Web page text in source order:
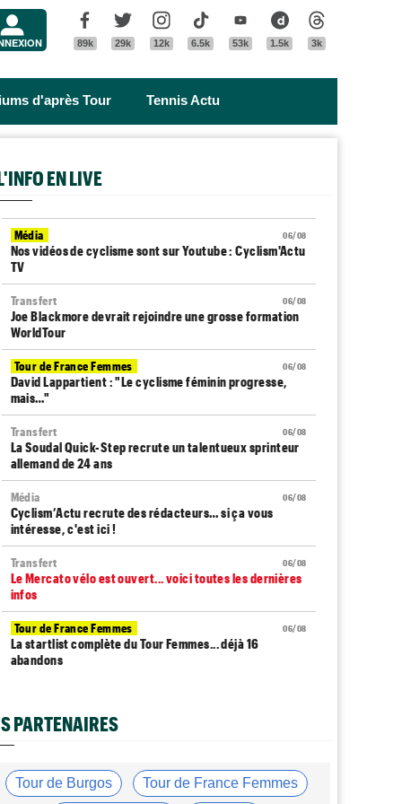
Facebook
89k
Twitter
29k
Instagram
12k
Tik Tok
6.5k
Youtube
53k
Dailymotion
1.5k 3k
d'après Tour Tennis Actu
EN LIVE
06/08
Média
Nos vidéos de cyclisme sont sur Youtube : Cyclism'Actu
TV
06/08
Transfert
Joe Blackmore devrait rejoindre une grosse formation
WorldTour
06/08
Tour de France Femmes
David Lappartient : "Le cyclisme féminin progresse,
mais…"
06/08
Transfert
La Soudal Quick-Step recrute un talentueux sprinteur
allemand de 24 ans
06/08
Média
Cyclism’Actu recrute des rédacteurs… si ça vous
intéresse, c'est ici !
06/08
Transfert
Le Mercato vélo est ouvert... voici toutes les dernières
infos
06/08
Tour de France Femmes
La startlist complète du Tour Femmes... déjà 16
abandons
profil…
La surprise Francisco Campos remporte la 1ère étape
PARTENAIRES
Tour de Burgos Tour de France Femmes